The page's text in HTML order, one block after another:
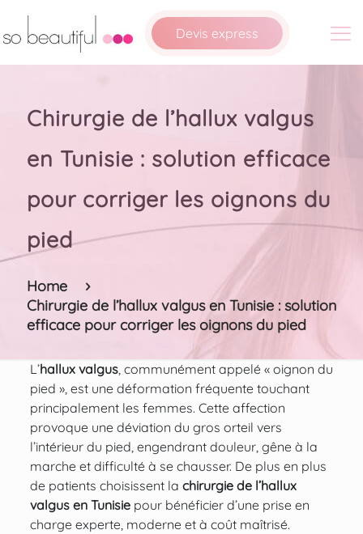
Devis express
Chirurgie de l’hallux valgus
en Tunisie : solution efficace
pour corriger les oignons du
pied
Home
Chirurgie de l’hallux valgus en Tunisie : solution
efficace pour corriger les oignons du pied
L’hallux valgus, communément appelé « oignon du
pied », est une déformation fréquente touchant
principalement les femmes. Cette affection
provoque une déviation du gros orteil vers
l’intérieur du pied, engendrant douleur, gêne à la
marche et difficulté à se chausser. De plus en plus
de patients choisissent la chirurgie de l’hallux
valgus en Tunisiepour bénéficier d’une prise en
charge experte, moderne et à coût maîtrisé.